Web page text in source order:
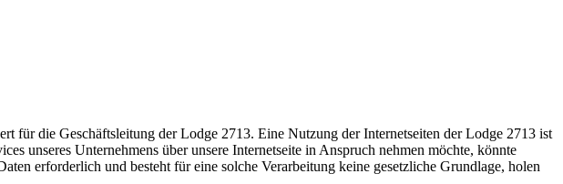
für die Geschäftsleitung der Lodge 2713. Eine Nutzung der Internetseiten der Lodge 2713 ist
unseres Unternehmens über unsere Internetseite in Anspruch nehmen möchte, könnte
erforderlich und besteht für eine solche Verarbeitung keine gesetzliche Grundlage, holen